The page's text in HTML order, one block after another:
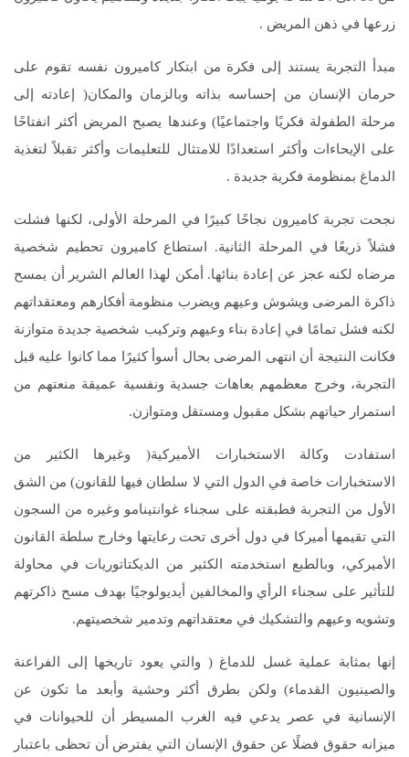
زرعها في ذهن المريض .
مبدأ التجربة يستند إلى فكرة من ابتكار كاميرون نفسه تقوم على
حرمان الإنسان من إحساسه بذاته وبالزمان والمكان( إعادته إلى
مرحلة الطفولة فكريًا واجتماعيًا) وعندها يصبح المريض أكثر انفتاحًا
على الإيحاءات وأكثر استعدادًا للامتثال للتعليمات وأكثر تقبلاً لتغذية
الدماغ بمنظومة فكرية جديدة .
نجحت تجربة كاميرون نجاحًا كبيرًا في المرحلة الأولى، لكنها فشلت
فشلاً ذريعًا في المرحلة الثانية. استطاع كاميرون تحطيم شخصية
مرضاه لكنه عجز عن إعادة بنائها. أمكن لهذا العالم الشرير أن يمسح
ذاكرة المرضى ويشوش وعيهم ويضرب منظومة أفكارهم ومعتقداتهم
لكنه فشل تمامًا في إعادة بناء وعيهم وتركيب شخصية جديدة متوازنة
فكانت النتيجة أن انتهى المرضى بحال أسوأ كثيرًا مما كانوا عليه قبل
التجربة، وخرج معظمهم بعاهات جسدية ونفسية عميقة منعتهم من
استمرار حياتهم بشكل مقبول ومستقل ومتوازن.
استفادت وكالة الاستخبارات الأميركية( وغيرها الكثير من
الاستخبارات خاصة في الدول التي لا سلطان فيها للقانون) من الشق
الأول من التجربة فطبقته على سجناء غوانتينامو وغيره من السجون
التي تقيمها أميركا في دول أخرى تحت رعايتها وخارج سلطة القانون
الأميركي، وبالطبع استخدمته الكثير من الديكتاتوريات في محاولة
للتأثير على سجناء الرأي والمخالفين أيديولوجيًا بهدف مسح ذاكرتهم
وتشويه وعيهم والتشكيك في معتقداتهم وتدمير شخصيتهم.
إنها بمثابة عملية غسل للدماغ ( والتي يعود تاريخها إلى الفراعنة
والصينيون القدماء) ولكن بطرق أكثر وحشية وأبعد ما تكون عن
الإنسانية في عصر يدعي فيه الغرب المسيطر أن للحيوانات في
ميزانه حقوق فضلًا عن حقوق الإنسان التي يفترض أن تحظى باعتبار